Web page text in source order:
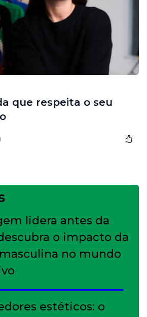
que respeita o seu
lidera antes da
o impacto da
no mundo
estéticos: o